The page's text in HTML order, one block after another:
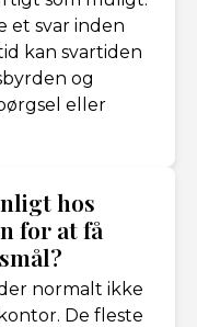
et svar inden
kan svartiden
og
eller
hos
for at få
normalt ikke
De fleste